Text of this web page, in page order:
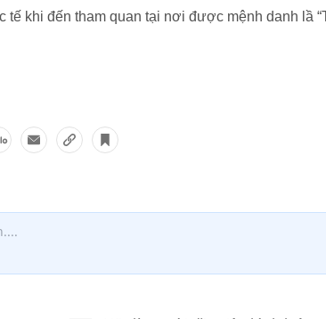
tế khi đến tham quan tại nơi được mệnh danh lầ